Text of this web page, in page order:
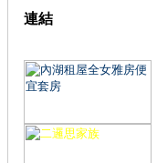
連結